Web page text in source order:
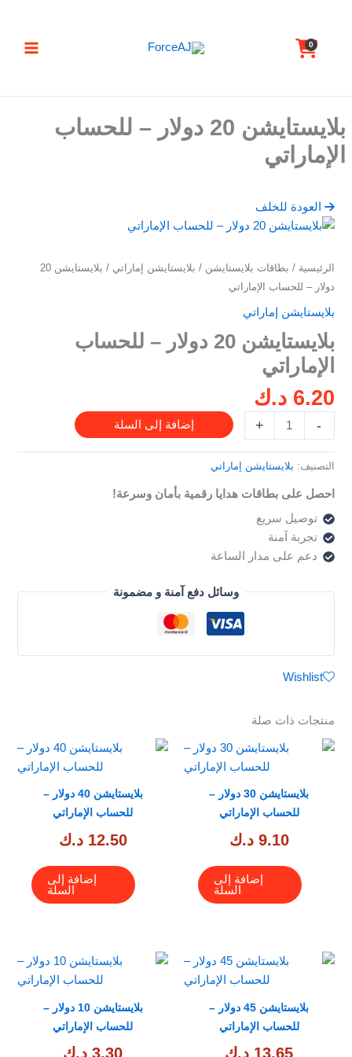
المحتوى0
C
بلايستايشن 20 دولار – للحساب
الإماراتي
العودة للخلف
الرئيسية / بطاقات بلايستايشن / بلايستايشن إماراتي
/ بلايستايشن 20
دولار – للحساب الإماراتي
بلايستايشن إماراتي
بلايستايشن 20 دولار – للحساب
الإماراتي
6.20 د.ك
-
كمية
بلايستايشن
20
–
للحساب
الإماراتي
+ إضافة إلى السلة
التصنيف: بلايستايشن إماراتي
احصل على بطاقات هدايا رقمية بأمان وسرعة!
توصيل سريع
تجربة آمنة
دعم على مدار الساعة
وسائل دفع آمنة و مضمونة
Wishlist
منتجات ذات صلة
بلايستايشن 30 دولار –
للحساب الإماراتي
9.10 د.ك
إضافة إلى
السلة
بلايستايشن 40 دولار –
للحساب الإماراتي
12.50 د.ك
إضافة إلى
السلة
بلايستايشن 45 دولار –
للحساب الإماراتي
13.65 د.ك
بلايستايشن 10 دولار –
للحساب الإماراتي
3.30 د.ك